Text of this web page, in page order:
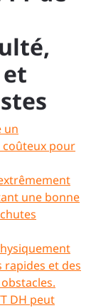
un
pour
une bonne
rapides et des
DH peut